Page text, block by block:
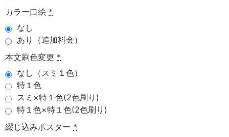
カラー口絵 *
なし
あり（追加料金）
本文刷色変更 *
なし（スミ１色）
特１色
スミ×特１色(2色刷り)
特１色×特１色(2色刷り)
綴じ込みポスター *